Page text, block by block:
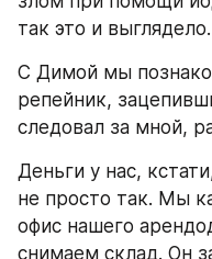
так это и выглядело.
С Димой мы
репейник,
следовал за мной,
Деньги у нас,
не просто так. Мы
офис нашего
снимаем склад. Он